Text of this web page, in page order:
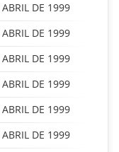
DE 1999
DE 1999
DE 1999
DE 1999
DE 1999
DE 1999